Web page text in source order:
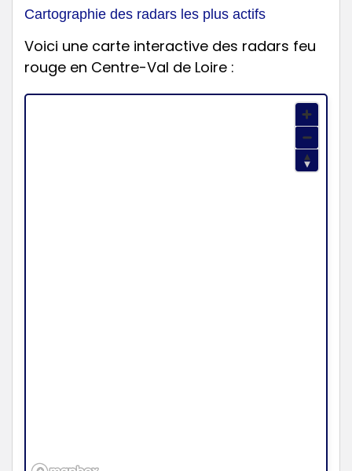
Cartographie des radars les plus actifs
Voici une carte interactive des radars feu
rouge en Centre-Val de Loire :